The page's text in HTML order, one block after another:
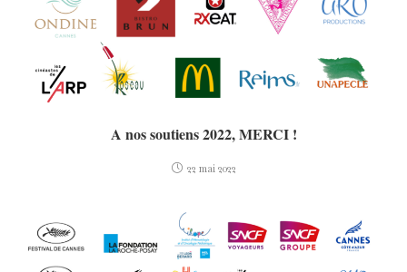
A nos soutiens 2022, MERCI !
22 mai 2022